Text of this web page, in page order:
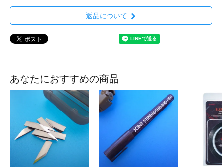
返品について
あなたにおすすめの商品